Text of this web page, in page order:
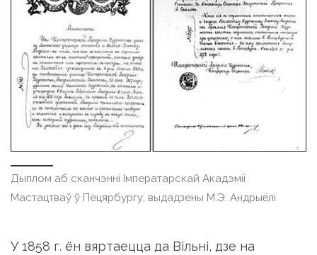
Дыплом аб сканчэнні Імператарскай Акадэміі
Мастацтваў ў Пецярбургу, выдадзены М.Э. Андрыёлі
У 1858 г. ён вяртаецца да Вільні, дзе на